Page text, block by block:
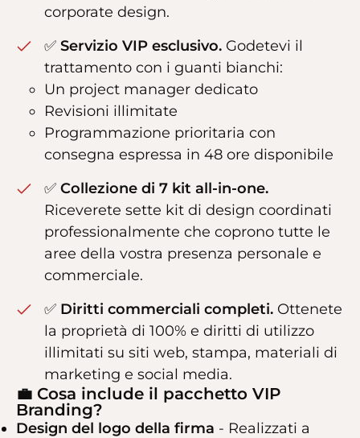
corporate design.
✅ Servizio VIP esclusivo. Godetevi il
trattamento con i guanti bianchi:
Un project manager dedicato
Revisioni illimitate
Programmazione prioritaria con
consegna espressa in 48 ore disponibile
✅ Collezione di 7 kit all-in-one.
Riceverete sette kit di design coordinati
professionalmente che coprono tutte le
aree della vostra presenza personale e
commerciale.
✅ Diritti commerciali completi. Ottenete
la proprietà di 100% e diritti di utilizzo
illimitati su siti web, stampa, materiali di
marketing e social media.
💼 Cosa include il pacchetto VIP
Branding?
Design del logo della firma - Realizzati a